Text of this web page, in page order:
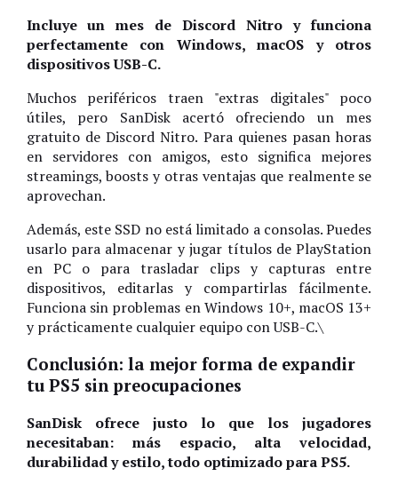
Incluye un mes de Discord Nitro y funciona
perfectamente con Windows, macOS y otros
dispositivos USB-C.
Muchos periféricos traen "extras digitales" poco
útiles, pero SanDisk acertó ofreciendo un mes
gratuito de Discord Nitro. Para quienes pasan horas
en servidores con amigos, esto significa mejores
streamings, boosts y otras ventajas que realmente se
aprovechan.
Además, este SSD no está limitado a consolas. Puedes
usarlo para almacenar y jugar títulos de PlayStation
en PC o para trasladar clips y capturas entre
dispositivos, editarlas y compartirlas fácilmente.
Funciona sin problemas en Windows 10+, macOS 13+
y prácticamente cualquier equipo con USB-C.\
Conclusión: la mejor forma de expandir
tu PS5 sin preocupaciones
SanDisk ofrece justo lo que los jugadores
necesitaban: más espacio, alta velocidad,
durabilidad y estilo, todo optimizado para PS5.